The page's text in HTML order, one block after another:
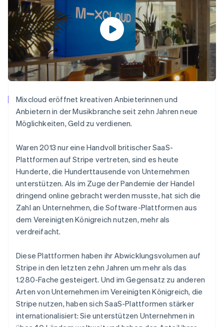
Mixcloud eröffnet kreativen Anbieterinnen und
Anbietern in der Musikbranche seit zehn Jahren neue
Möglichkeiten, Geld zu verdienen.
Waren 2013 nur eine Handvoll britischer SaaS-
Plattformen auf Stripe vertreten, sind es heute
Hunderte, die Hunderttausende von Unternehmen
unterstützen. Als im Zuge der Pandemie der Handel
dringend online gebracht werden musste, hat sich die
Zahl an Unternehmen, die Software-Plattformen aus
dem Vereinigten Königreich nutzen, mehr als
verdreifacht.
Diese Plattformen haben ihr Abwicklungsvolumen auf
Stripe in den letzten zehn Jahren um mehr als das
1.280-Fache gesteigert. Und im Gegensatz zu anderen
Arten von Unternehmen im Vereinigten Königreich, die
Stripe nutzen, haben sich SaaS-Plattformen stärker
internationalisiert: Sie unterstützen Unternehmen in